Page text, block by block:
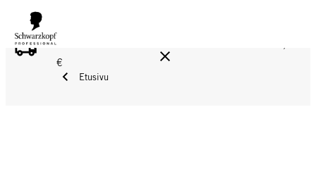
ILMAINEN TOIMITUS YLI 160 € TILAUKSIIN!
€
Etusivu